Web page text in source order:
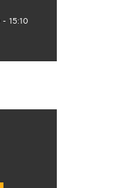
- 15:10